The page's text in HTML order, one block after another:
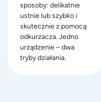
sposoby: delikatnie
ustnie lub szybko i
skutecznie z pomocą
odkurzacza. Jedno
urządzenie – dwa
tryby działania.